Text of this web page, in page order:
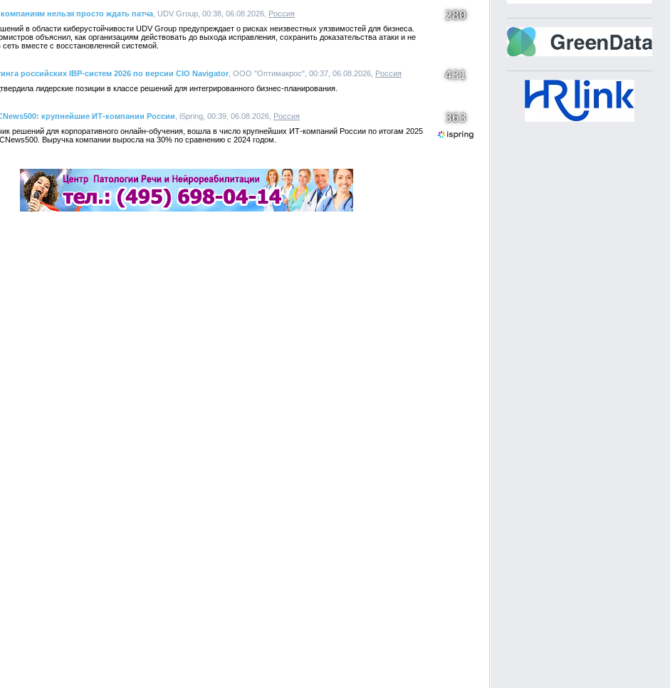
нельзя просто ждать патча , UDV Group, 00:38, 06.08.2026, Россия 280
в области киберустойчивости UDV Group предупреждает о рисках неизвестных уязвимостей для бизнеса.
объяснил, как организациям действовать до выхода исправления, сохранить доказательства атаки и не
вместе с восстановленной системой.
российских IBP-систем 2026 по версии CIO Navigator , ООО "Оптимакрос", 00:37, 06.08.2026, Россия 431
лидерские позиции в классе решений для интегрированного бизнес-планирования.
крупнейшие ИТ-компании России , iSpring, 00:39, 06.08.2026, Россия 363
решений для корпоративного онлайн-обучения, вошла в число крупнейших ИТ-компаний России по итогам 2025
Выручка компании выросла на 30% по сравнению с 2024 годом.